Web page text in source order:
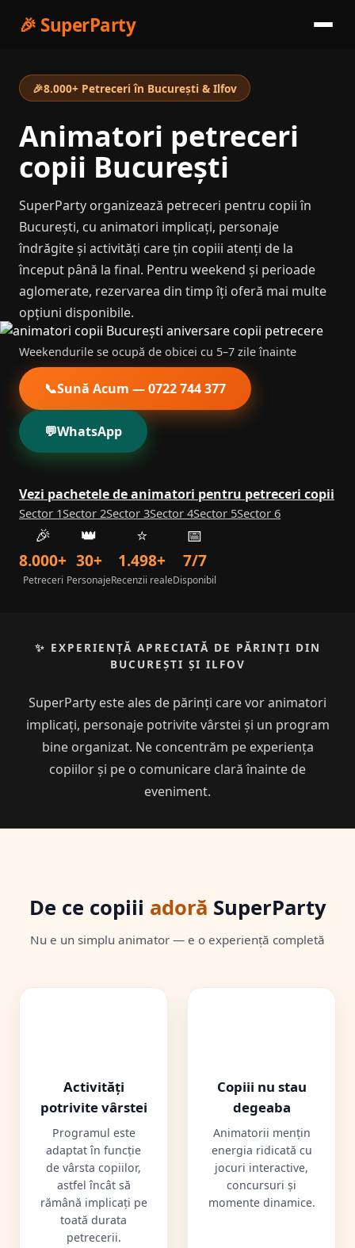
🎉 SuperParty
🎉8.000+ Petreceri în București & Ilfov
Animatori petreceri
copii București
SuperParty organizează petreceri pentru copii în
București, cu animatori implicați, personaje
îndrăgite și activități care țin copiii atenți de la
început până la final. Pentru weekend și perioade
aglomerate, rezervarea din timp îți oferă mai multe
opțiuni disponibile.
Weekendurile se ocupă de obicei cu 5–7 zile înainte
📞Sună Acum — 0722 744 377
💬WhatsApp
Vezi pachetele de animatori pentru petreceri copii
Sector 1Sector 2Sector 3Sector 4Sector 5Sector 6
🎉
8.000+
Petreceri
👑
30+
Personaje
⭐
1.498+
Recenzii reale
📅
7/7
Disponibil
✨ EXPERIENȚĂ APRECIATĂ DE PĂRINȚI DIN
BUCUREȘTI ȘI ILFOV
SuperParty este ales de părinți care vor animatori
implicați, personaje potrivite vârstei și un program
bine organizat. Ne concentrăm pe experiența
copiilor și pe o comunicare clară înainte de
eveniment.
De ce copiii adoră SuperParty
Nu e un simplu animator — e o experiență completă
Activități
potrivite vârstei
Programul este
adaptat în funcție
de vârsta copiilor,
astfel încât să
rămână implicați pe
toată durata
petrecerii.
Copiii nu stau
degeaba
Animatorii mențin
energia ridicată cu
jocuri interactive,
concursuri și
momente dinamice.